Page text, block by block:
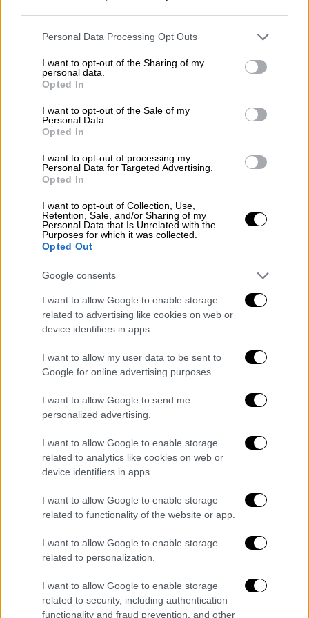
Please note that this website/app uses one or more Google
not limited to your visit or usage behaviour. You may click to
grant or deny consent to Google and its third-party tags to
use your data for below specified purposes in below Google
consent section.
Personal Data Processing Opt Outs
I want to opt-out of the Sharing of my
personal data.
Opted In
I want to opt-out of the Sale of my
Personal Data.
Opted In
I want to opt-out of processing my
Personal Data for Targeted Advertising.
Opted In
I want to opt-out of Collection, Use,
Retention, Sale, and/or Sharing of my
Personal Data that Is Unrelated with the
Purposes for which it was collected.
Opted Out
Google consents
I want to allow Google to enable storage
related to advertising like cookies on web or
device identifiers in apps.
I want to allow my user data to be sent to
Google for online advertising purposes.
I want to allow Google to send me
personalized advertising.
I want to allow Google to enable storage
related to analytics like cookies on web or
device identifiers in apps.
I want to allow Google to enable storage
related to functionality of the website or app.
I want to allow Google to enable storage
related to personalization.
I want to allow Google to enable storage
related to security, including authentication
functionality and fraud prevention, and other
προετοιμάζει το έδαφος για νέες
γεωτρήσεις σε περιοχές υψηλής
γεωπολιτικής έντασης, όπως στη Λιβύη.
«Ευτυχώς, σήμερα
έρευνές μας με τα δικά μας πλοία
τα δύο τελευταία μας πλοία έχει ήδη φτάσει
και το άλλο βρίσκεται καθ’ οδόν. Σήμερα, με
τα Φατίχ, Γιαβούζ, Κανουνί, Αμπντουλχαμίτ
Χαν και, Θεού θέλοντος, με τα δύο νέα μας
μπορεί να αναζητά πετρέλαιο και φυσικό
αέριο στηΜαύρη Θάλασσα, στηΜεσόγειο
στη Σομαλία και
να πραγματοποιεί γεωτρήσεις με ίδιους
πόρους», σημείωσε χαρακτηριστικά ο
Μπαϊρακτάρ, σε μια περίοδο αυξημένου
ενδιαφέροντος των διεθνών ενεργειακών
κολοσσών — όπως η Chevron — για τις
θαλάσσιες περιοχές νότια της Κρήτης και
δυτικά της Κύπρου, κάνοντας έτσι γνωστή
την πρόθεση της Άγκυρας να διατηρήσει
ενεργή παρουσία στην περιοχή και να
απαντήσει εμμέσως στην κινητικότητα της
Αθήνας.
Το αφήγημα της «Γαλάζιας Πατρίδας»
ως πυξίδα
Στη συνέχεια, ο Τούρκος υπουργός
Ενέργειας επιχείρησε να συνδέσει την
ενεργειακή πολιτική με τη θαλάσσια
Γαλάζιας
Πατρίδας». Ο Μπαϊρακτάρ υπενθύμισε ότι η
Άγκυρα δεν θα είχε καταφέρει τίποτε αν είχε